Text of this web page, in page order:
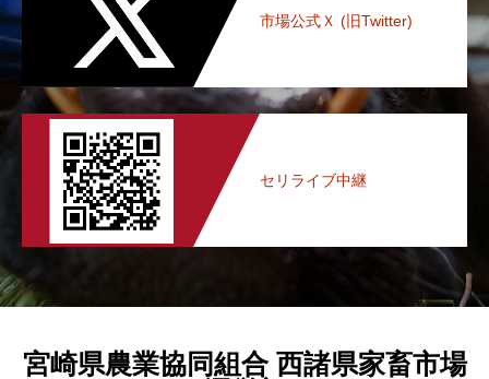
市場公式Ｘ (旧Twitter)
セリライブ中継
宮崎県農業協同組合 西諸県家畜市場